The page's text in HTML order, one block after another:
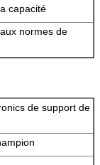
capacité
normes de
de support de